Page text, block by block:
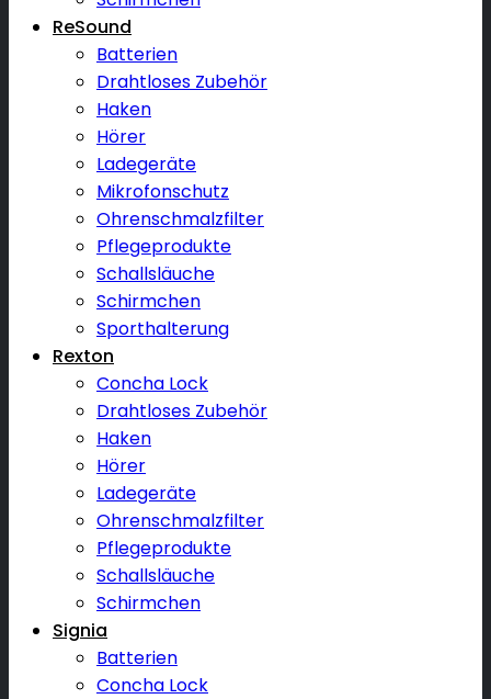
ReSound
Batterien
Drahtloses Zubehör
Haken
Hörer
Ladegeräte
Mikrofonschutz
Ohrenschmalzfilter
Pflegeprodukte
Schallsläuche
Schirmchen
Sporthalterung
Rexton
Concha Lock
Drahtloses Zubehör
Haken
Hörer
Ladegeräte
Ohrenschmalzfilter
Pflegeprodukte
Schallsläuche
Schirmchen
Signia
Batterien
Concha Lock